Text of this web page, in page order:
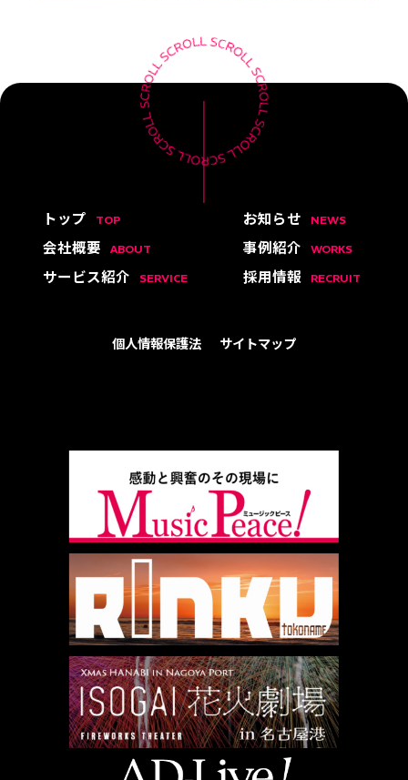
トップ TOP お知らせ NEWS
会社概要 ABOUT 事例紹介 WORKS
サービス紹介 SERVICE 採用情報 RECRUIT
個人情報保護法 サイトマップ